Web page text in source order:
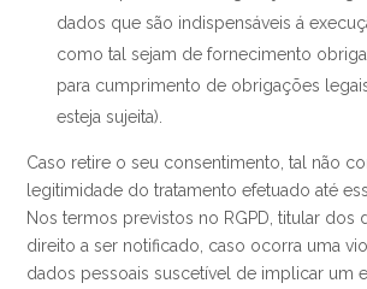
dados que são indispensáveis á
como tal sejam de fornecimento
para cumprimento de obrigações
esteja sujeita).
Caso retire o seu consentimento, tal não
legitimidade do tratamento efetuado até
Nos termos previstos no RGPD, titular dos
direito a ser notificado, caso ocorra uma
dados pessoais suscetível de implicar um